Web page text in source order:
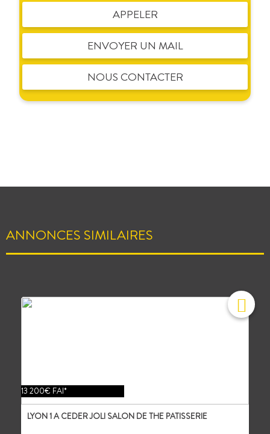
APPELER
ENVOYER UN MAIL
NOUS CONTACTER
ANNONCES SIMILAIRES
13 200€ FAI*
LYON 1 A CEDER JOLI SALON DE THE PATISSERIE